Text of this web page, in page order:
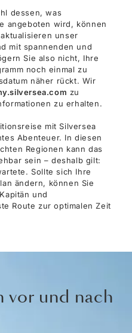
dessen, was
angeboten wird, können
unser
mit spannenden und
Sie also nicht, Ihre
noch einmal zu
näher rückt. Wir
zu
zu erhalten.
mit Silversea
Abenteuer. In diesen
Regionen kann das
sein – deshalb gilt:
Sollte sich Ihre
ändern, können Sie
und
Route zur optimalen Zeit
vor und nach